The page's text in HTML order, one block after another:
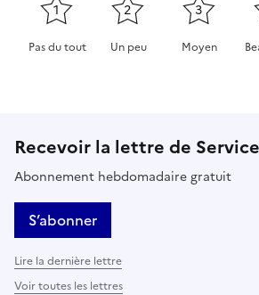
1
Pas du tout
2
Un peu
3
Moyen
Recevoir la lettre de
Abonnement hebdomadaire gratuit
S’abonner
Lire la dernière lettre
Voir toutes les lettres